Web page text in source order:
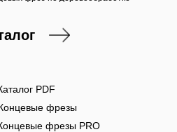
фрезы
PDF
фрезы PRO